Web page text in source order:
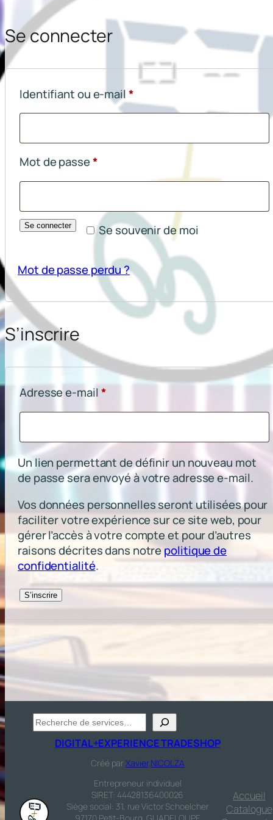
Se connecter
Identifiant ou e-mail*Obligatoire
Mot de passe*Obligatoire
Se souvenir de moi
Se connecter
Mot de passe perdu ?
S’inscrire
Adresse e-mail *Obligatoire
Un lien permettant de définir un nouveau mot
de passe sera envoyé à votre adresse e-mail.
Vos données personnelles seront utilisées pour
faciliter votre expérience sur ce site web, pour
gérer l’accès à votre compte et pour d’autres
raisons décrites dans notrepolitique de
confidentialité.
S’inscrire
Recherche
DIGITAL+EXPERIENCE TRADESHOP
Créé parXavier,NICOLZA
Entrepreneur individuel
SIRET: 44428136400026
Siège social: 31, rue Victor Schoelcher
97170 Petit-Bourg, GUADELOUPE
Accueil
Catalogue